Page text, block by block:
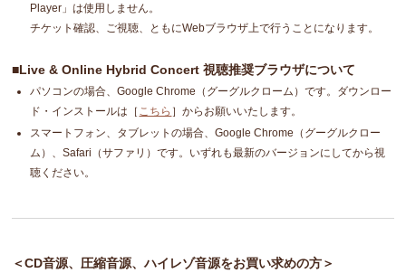
Player」は使用しません。
チケット確認、ご視聴、ともにWebブラウザ上で行うことになります。
■Live & Online Hybrid Concert 視聴推奨ブラウザについて
パソコンの場合、Google Chrome（グーグルクローム）です。ダウンロー
ド・インストールは［ こちら ］からお願いいたします。
スマートフォン、タブレットの場合、Google Chrome（グーグルクロー
ム）、Safari（サファリ）です。いずれも最新のバージョンにしてから視
聴ください。
＜CD音源、圧縮音源、ハイレゾ音源をお買い求めの方＞